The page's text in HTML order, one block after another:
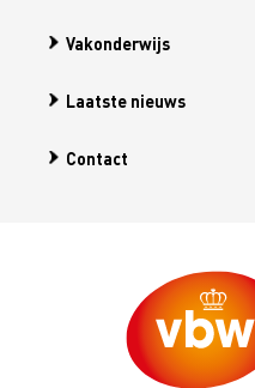
Vakonderwijs
Laatste nieuws
Contact